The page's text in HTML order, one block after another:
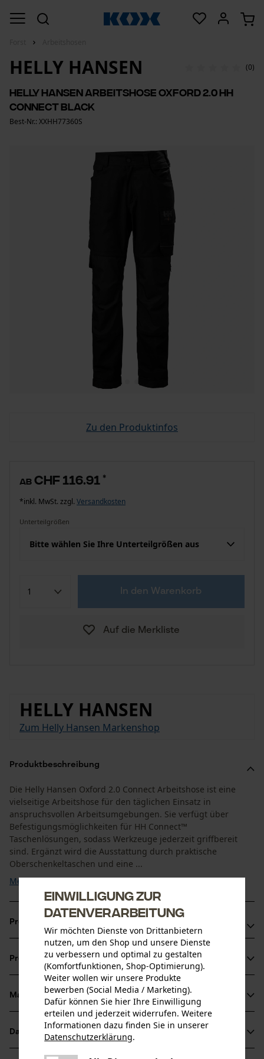
HELLY HANSEN (0)
Helly Hansen Arbeitshose Oxford 2.0 HH
Connect Black
Best-Nr.: XXHH77360S
Zu den Produktinfos
ab CHF 116.91 *
*inkl. MwSt. zzgl. Versandkosten
Unterteilgrößen
Bitte wählen Sie Ihre Unterteilgrößen aus
In den Warenkorb
Auf die Merkliste
HELLY HANSEN
Zum Helly Hansen Markenshop
Produktbeschreibung
Die Helly Hansen Oxford 2.0 Connect Arbeitshose ist eine
vielseitige Arbeitshose für den täglichen Einsatz in
anspruchsvollen Arbeitsumgebungen. Sie verfügt über
Befestigungsmöglichkeiten für HH Connect™
Taschenlösungen, sodass Werkzeuge jederzeit griffbereit
sind. Ergänzt wird die Ausstattung durch praktische
Oberschenkeltaschen und eine ...
Mehr anzeigen
Produktvorteile
Befestigungssystem für HH Connect Taschenlösungen
Stretcheinsätze und Zwickel im Schritt für hohe
Bewegungsfreiheit
Cordura®-Verstärkungen für erhöhte Strapazierfähigkeit
Produktinformationen
Produktdetails
Aktivitätstyp
Arbeiten
Material & Pflege
Material
Datenblätter
Produktsicherheitsdatenblatt (PDF)
Einwilligung zur
Datenverarbeitung
Wir möchten Dienste von Drittanbietern
nutzen, um den Shop und unsere Dienste
zu verbessern und optimal zu gestalten
(Komfortfunktionen, Shop-Optimierung).
Weiter wollen wir unsere Produkte
bewerben (Social Media / Marketing).
Dafür können Sie hier Ihre Einwilligung
erteilen und jederzeit widerrufen. Weitere
Informationen dazu finden Sie in unserer
Datenschutzerklärung.